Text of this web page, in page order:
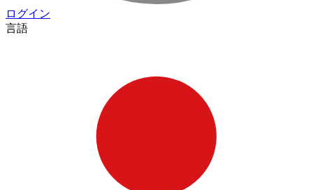
ログイン
言語